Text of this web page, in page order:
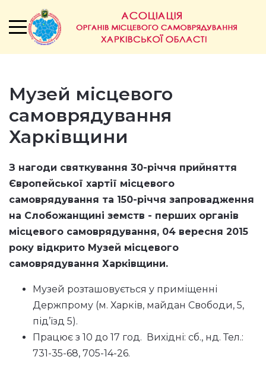
Музей місцевого
самоврядування
Харківщини
З нагоди святкування 30-річчя прийняття
Європейської хартії місцевого
самоврядування та 150-річчя запровадження
на Слобожанщині земств - перших органів
місцевого самоврядування, 04 вересня 2015
року відкрито Музей місцевого
самоврядування Харківщини.
Музей розташовується у приміщенні
Держпрому (м. Харків, майдан Свободи, 5,
під’їзд 5).
Працює з 10 до 17 год. Вихідні: сб., нд. Тел.:
731-35-68, 705-14-26.